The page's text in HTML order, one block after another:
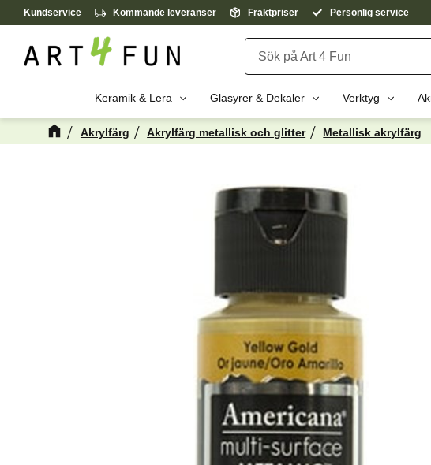
Kundservice Kommande leveranser Fraktpriser Personlig service
Keramik & Lera Glasyrer & Dekaler Verktyg
Akrylfärg Akrylfärg metallisk och glitter Metallisk akrylfärg
Kanske någon av